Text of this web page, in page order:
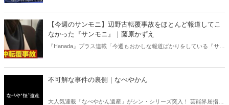
ある。元月刊『Hanada』編集部員のライター・梶原がお送りする時事
書評！
【今週のサンモニ】辺野古転覆事故をほとんど報道してこ
なかった『サンモニ』｜藤原かずえ
『Hanada』プラス連載「今週もおかしな報道ばかりをしている『サン
不可解な事件の裏側｜なべやかん
大人気連載「なべやかん遺産」がシン・シリーズ突入！ 芸能界屈指の